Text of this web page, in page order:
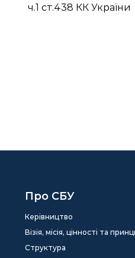
ч.1 ст.438 КК України
Про СБУ
Керівництво
Візія, місія, цінності та
Структура